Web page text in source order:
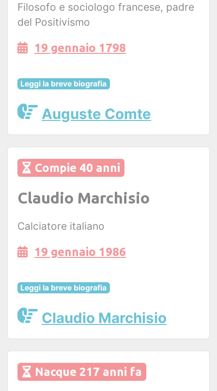
Filosofo e sociologo francese, padre
del Positivismo
19 gennaio 1798
Leggi la breve biografia
Auguste Comte
Compie 40 anni
Claudio Marchisio
Calciatore italiano
19 gennaio 1986
Leggi la breve biografia
Claudio Marchisio
Nacque 217 anni fa